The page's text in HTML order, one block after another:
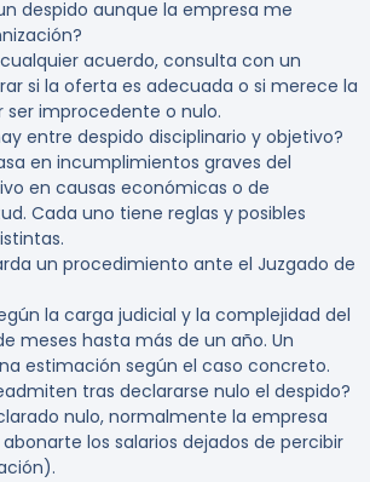
despido aunque la empresa me
acuerdo, consulta con un
si la oferta es adecuada o si merece la
improcedente o nulo.
entre despido disciplinario y objetivo?
en incumplimientos graves del
en causas económicas o de
Cada uno tiene reglas y posibles
un procedimiento ante el Juzgado de
la carga judicial y la complejidad del
meses hasta más de un año. Un
estimación según el caso concreto.
tras declararse nulo el despido?
nulo, normalmente la empresa
los salarios dejados de percibir